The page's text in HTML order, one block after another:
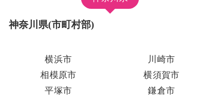
神奈川県(市町村部)
横浜市
川崎市
相模原市
横須賀市
平塚市
鎌倉市